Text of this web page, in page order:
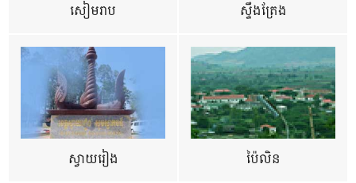
សៀមរាប ស្ទឹងត្រែង
ស្វាយរៀង ប៉ៃលិន